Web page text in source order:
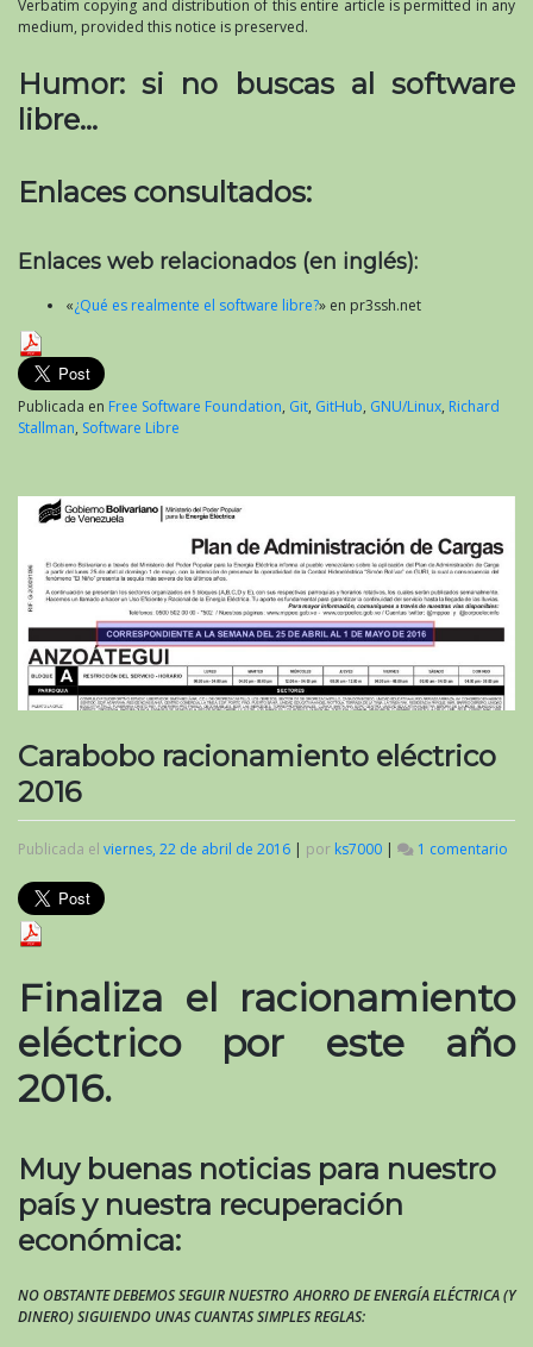
Verbatim copying and distribution of this entire article is permitted in any
medium, provided this notice is preserved.
Humor: si no buscas al software
libre…
Enlaces consultados:
Enlaces web relacionados (en inglés):
«¿Qué es realmente el software libre?» en pr3ssh.net
Publicada en Free Software Foundation, Git, GitHub, GNU/Linux, Richard
Stallman, Software Libre
Carabobo racionamiento eléctrico
2016
Publicada el viernes, 22 de abril de 2016 | por ks7000 | 1 comentario
Finaliza el racionamiento
eléctrico por este año
2016.
Muy buenas noticias para nuestro
país y nuestra recuperación
económica:
NO OBSTANTE DEBEMOS SEGUIR NUESTRO AHORRO DE ENERGÍA ELÉCTRICA (Y
DINERO) SIGUIENDO UNAS CUANTAS SIMPLES REGLAS: